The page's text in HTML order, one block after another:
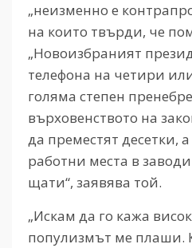
„неизменно е
на които твърди, че
„Новоизбраният
телефона на четири
голяма степен
върховенството на
да преместят десетки,
работни места в
щати“, заявява той.
„Искам да го кажа
популизмът ме плаши.